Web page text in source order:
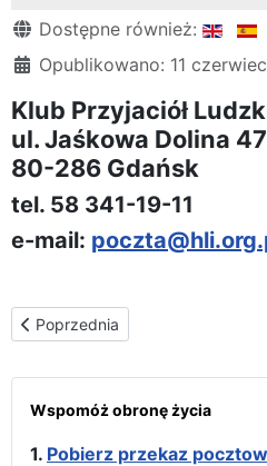
Szczegóły
Dostępne również:
Opublikowano: 11
Klub Przyjaciół
ul. Jaśkowa Dolina
80-286 Gdańsk
tel. 58 341-19-11
e-mail:
Poprzednia strona: Materiały do
Poprzednia
Wspomóż obronę życia
1. Pobierz przekaz